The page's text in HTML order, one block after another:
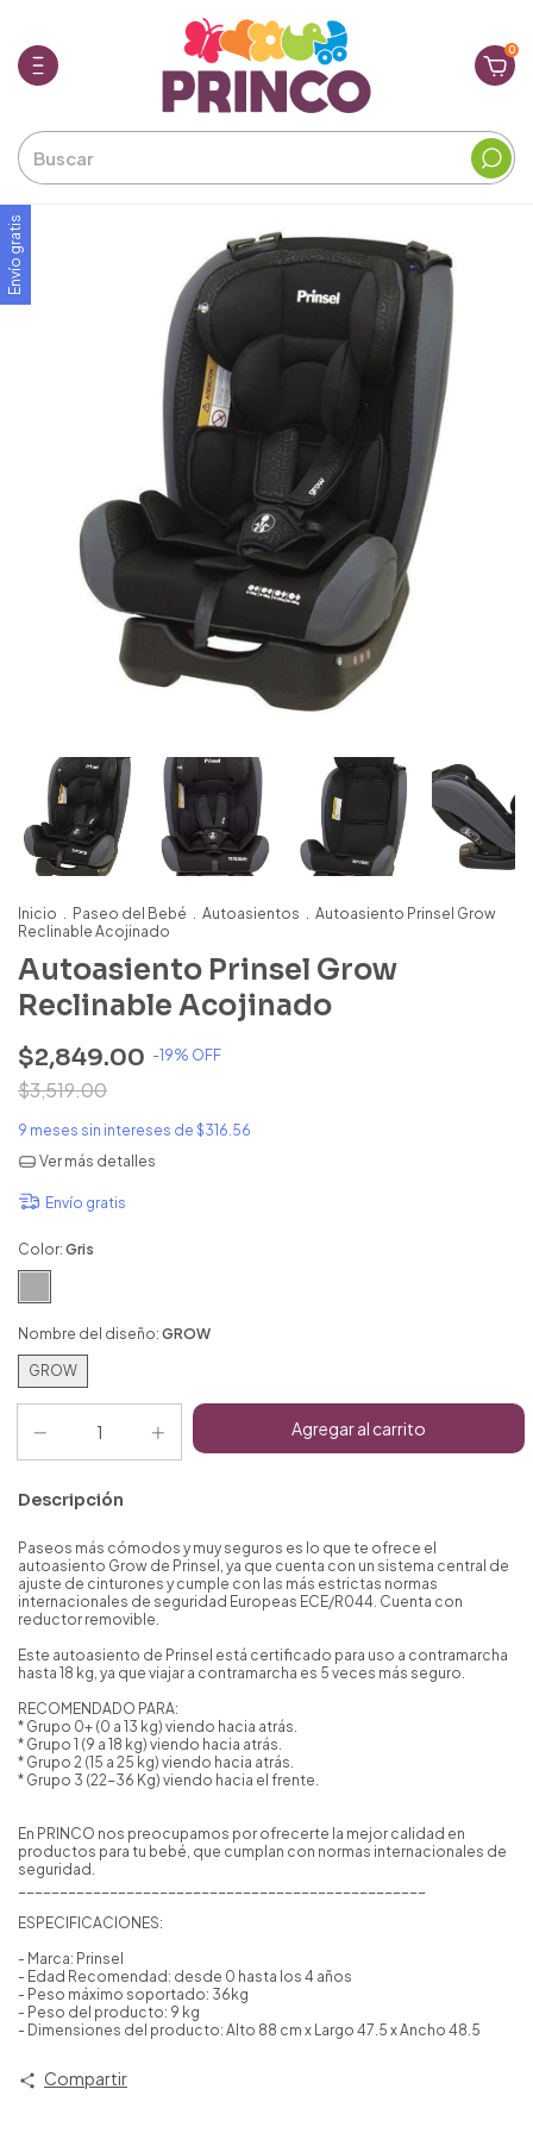
0
Envío gratis
Inicio . Paseo del Bebé . Autoasientos . Autoasiento Prinsel Grow
Reclinable Acojinado
Autoasiento Prinsel Grow
Reclinable Acojinado
$2,849.00 -19% OFF
$3,519.00
9 meses sin intereses de $316.56
Ver más detalles
Envío gratis
Color: Gris
Nombre del diseño: GROW
GROW
Descripción
Paseos más cómodos y muy seguros es lo que te ofrece el
autoasiento Grow de Prinsel, ya que cuenta con un sistema central de
ajuste de cinturones y cumple con las más estrictas normas
internacionales de seguridad Europeas ECE/R044. Cuenta con
reductor removible.
Este autoasiento de Prinsel está certificado para uso a contramarcha
hasta 18 kg, ya que viajar a contramarcha es 5 veces más seguro.
RECOMENDADO PARA:
* Grupo 0+ (0 a 13 kg) viendo hacia atrás.
* Grupo 1 (9 a 18 kg) viendo hacia atrás.
* Grupo 2 (15 a 25 kg) viendo hacia atrás.
* Grupo 3 (22-36 Kg) viendo hacia el frente.
En PRINCO nos preocupamos por ofrecerte la mejor calidad en
productos para tu bebé, que cumplan con normas internacionales de
seguridad.
ESPECIFICACIONES:
- Marca: Prinsel
- Edad Recomendad: desde 0 hasta los 4 años
- Peso máximo soportado: 36kg
- Peso del producto: 9 kg
- Dimensiones del producto: Alto 88 cm x Largo 47.5 x Ancho 48.5
Compartir